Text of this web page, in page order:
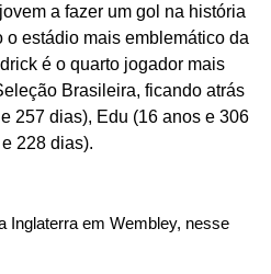
a fazer um gol na história
o estádio mais emblemático da
é o quarto jogador mais
Brasileira, ficando atrás
257 dias), Edu (16 anos e 306
228 dias).
Inglaterra em Wembley, nesse